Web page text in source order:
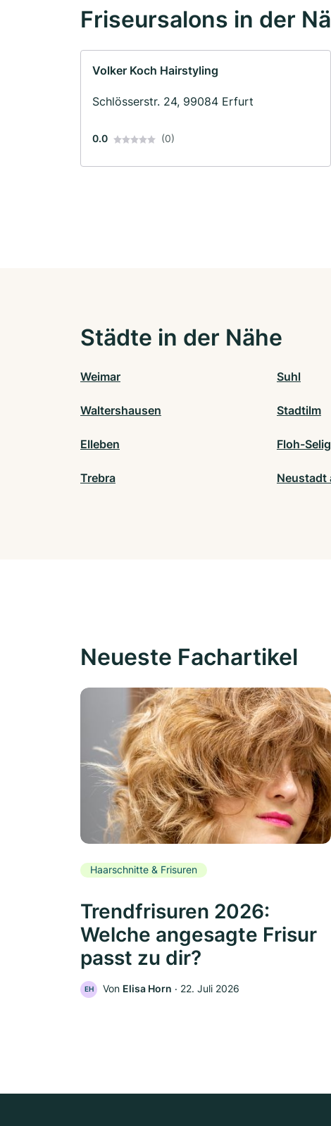
Friseursalons in der
Volker Koch Hairstyling
Schlösserstr. 24, 99084 Erfurt
0.0 (0)
Städte in der Nähe
Weimar Suhl
Waltershausen Stadtilm
Elleben Floh-
Trebra Neustadt
Neueste Fachartikel
Haarschnitte & Frisuren
Trendfrisuren 2026:
Welche angesagte Frisur
passt zu dir?
EH Von Elisa Horn ‧ 22. Juli 2026